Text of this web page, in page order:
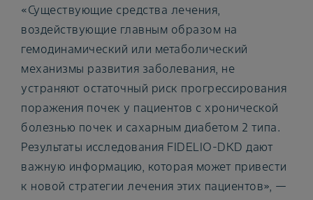
«Существующие средства лечения,
воздействующие главным образом на
гемодинамический или метаболический
механизмы развития заболевания, не
устраняют остаточный риск прогрессирования
поражения почек у пациентов с хронической
болезнью почек и сахарным диабетом 2 типа.
Результаты исследования FIDELIO-DKD дают
важную информацию, которая может привести
к новой стратегии лечения этих пациентов», —